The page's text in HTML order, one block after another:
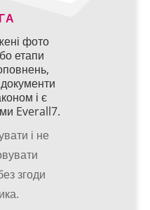
фото
етапи
документи
і є
Everall7.
і не
згоди